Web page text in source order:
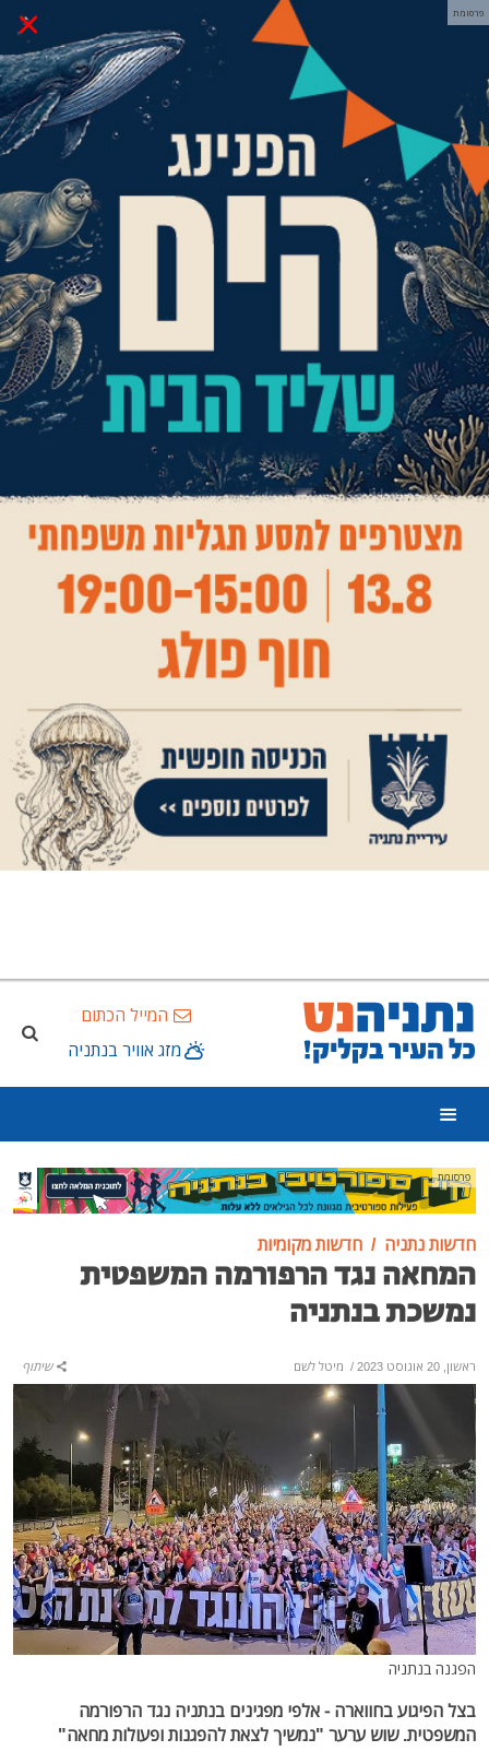
× פרסומת
המייל הכתום
מזג אוויר בנתניה
פרסומת
חדשות נתניה חדשות מקומיות
המחאה נגד הרפורמה המשפטית
נמשכת בנתניה
ראשון, 20 אוגוסט 2023 / מיטל לשם שיתוף
הפגנה בנתניה
בצל הפיגוע בחווארה - אלפי מפגינים בנתניה נגד הרפורמה
המשפטית. שוש ערער "נמשיך לצאת להפגנות ופעולות מחאה"